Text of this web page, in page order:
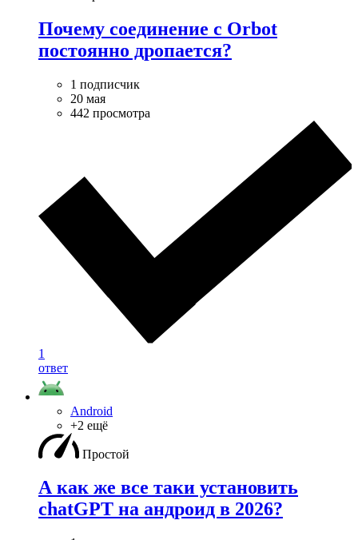
Почему соединение с Orbot
постоянно дропается?
1 подписчик
20 мая
442 просмотра
1
ответ
Android
+2 ещё
Простой
А как же все таки установить
chatGPT на андроид в 2026?